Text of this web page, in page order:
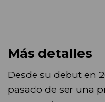
Más detalles
Desde su debut en
pasado de ser una